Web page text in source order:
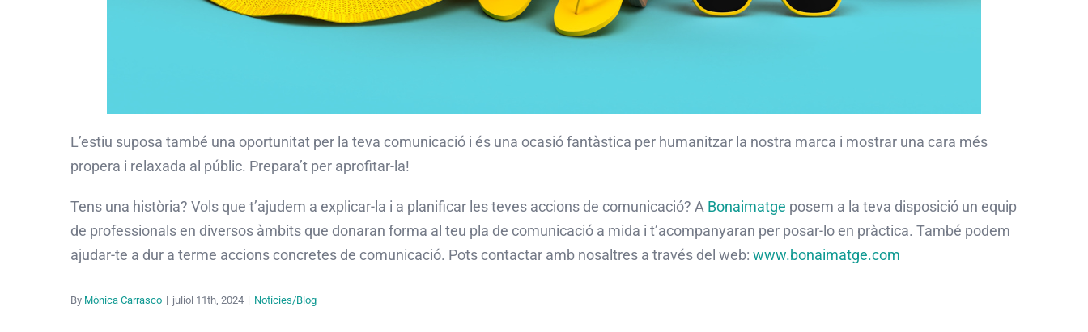
L’estiu suposa també una oportunitat per la teva comunicació i és una ocasió fantàstica per humanitzar la nostra marca i mostrar una cara més
propera i relaxada al públic. Prepara’t per aprofitar-la!
Tens una història? Vols que t’ajudem a explicar-la i a planificar les teves accions de comunicació? A Bonaimatge posem a la teva disposició un equip
de professionals en diversos àmbits que donaran forma al teu pla de comunicació a mida i t’acompanyaran per posar-lo en pràctica. També podem
ajudar-te a dur a terme accions concretes de comunicació. Pots contactar amb nosaltres a través del web: www.bonaimatge.com
By Mònica Carrasco | juliol 11th, 2024 | Notícies/Blog